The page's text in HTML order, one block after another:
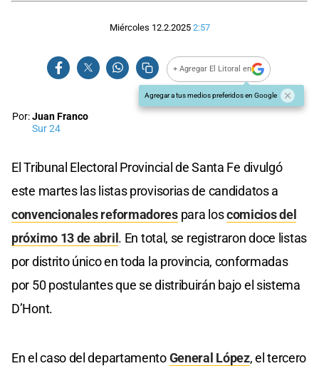
Miércoles 12.2.2025 2:57
+ Agregar El Litoral en
Agregar a tus medios preferidos en Google
Por:Juan Franco
Sur 24
El Tribunal Electoral Provincial de Santa Fe divulgó
este martes las listas provisorias de candidatos a
convencionales reformadorespara loscomicios del
próximo 13 de abril. En total, se registraron doce listas
por distrito único en toda la provincia, conformadas
por 50 postulantes que se distribuirán bajo el sistema
D’Hont.
En el caso del departamentoGeneral López, el tercero